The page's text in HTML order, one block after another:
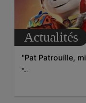
Actualités
"Pat Patrouille,
"...